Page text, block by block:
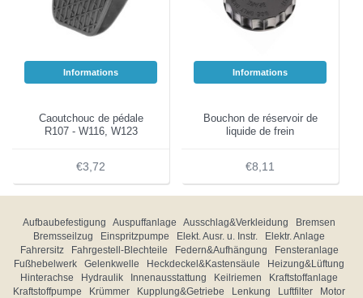
Informations
Caoutchouc de pédale
R107 - W116, W123
€3,72
Informations
Bouchon de réservoir de
liquide de frein
€8,11
Aufbaubefestigung Auspuffanlage Ausschlag&Verkleidung
Bremsen
Bremsseilzug
Einspritzpumpe Elekt. Ausr. u. Instr.
Elektr. Anlage
Fahrersitz
Fahrgestell-Blechteile Federn&Aufhängung
Fensteranlage
Fußhebelwerk
Gelenkwelle Heckdeckel&Kastensäule
Heizung&Lüftung
Hinterachse
Hydraulik Innenausstattung Keilriemen
Kraftstoffanlage
Kraftstoffpumpe
Krümmer Kupplung&Getriebe Lenkung Luftfilter
Motor